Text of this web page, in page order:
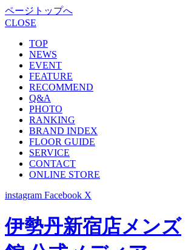
ページトップへ
CLOSE
TOP
NEWS
EVENT
FEATURE
RECOMMEND
Q&A
PHOTO
RANKING
BRAND INDEX
FLOOR GUIDE
SERVICE
CONTACT
ONLINE STORE
instagram Facebook X
伊勢丹新宿店メンズ